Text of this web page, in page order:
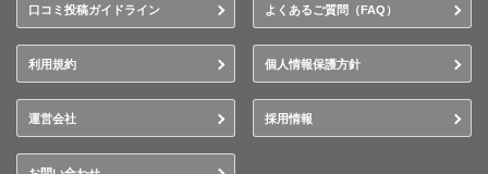
口コミ投稿ガイドライン よくあるご質問（FAQ）
利用規約 個人情報保護方針
運営会社 採用情報